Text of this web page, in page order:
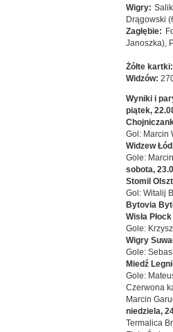
Wigry:
Drągowski
Zagłębie:
Janoszka),
Żółte kartki:
Widzów:
Wyniki i
piątek,
Gol: Marcin
Widzew
Gole:
sobota,
Stomil
Gol: Witalij
Bytovia
Wisła
Gole:
Wigry
Gole:
Miedź
Gole:
Czerwona
Marcin
niedziela,
Termalica